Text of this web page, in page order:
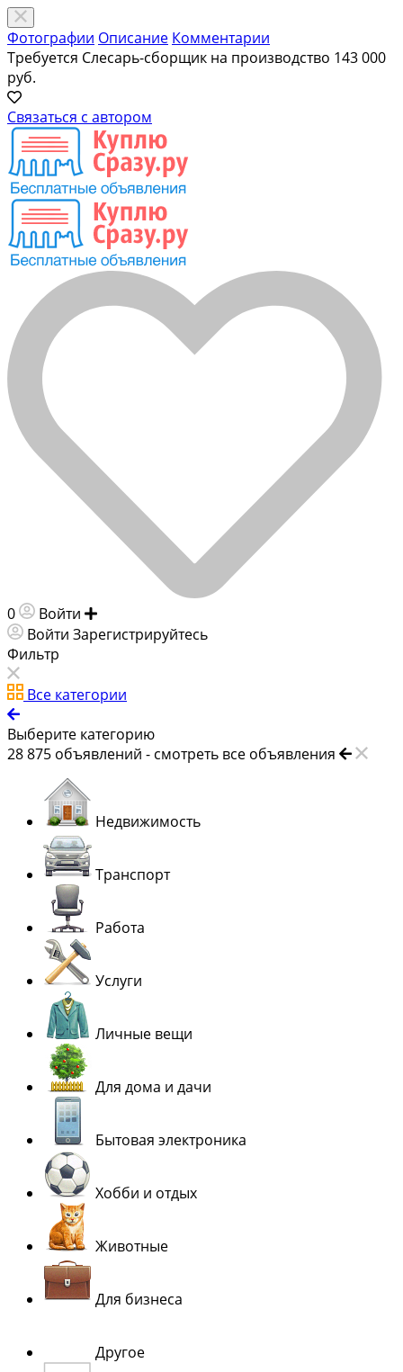
Фотографии Описание Комментарии
Требуется Слесарь-сборщик на производство 143 000
руб.
Связаться с автором
0 Войти
Войти Зарегистрируйтесь
Фильтр
Все категории
Выберите категорию
28 875 объявлений - смотреть все объявления
Недвижимость
Транспорт
Работа
Услуги
Личные вещи
Для дома и дачи
Бытовая электроника
Хобби и отдых
Животные
Для бизнеса
Другое